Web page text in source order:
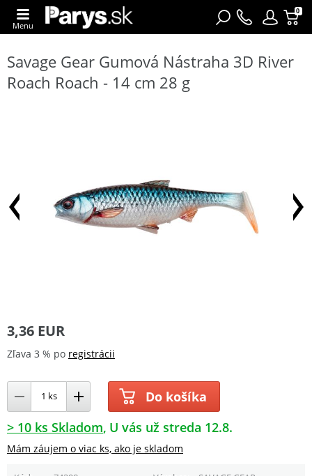
0
Menu
Savage Gear Gumová Nástraha 3D River
Roach Roach - 14 cm 28 g
3,36 EUR
Zľava 3 % po registrácii
Do košíka
> 10 ks Skladom U vás už streda 12.8.
Mám záujem o viac ks, ako je skladom